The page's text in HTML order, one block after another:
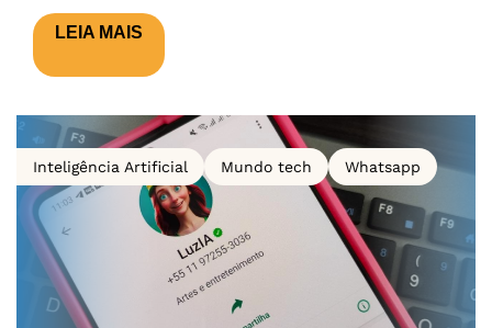
LEIA MAIS
Inteligência Artificial Mundo tech Whatsapp